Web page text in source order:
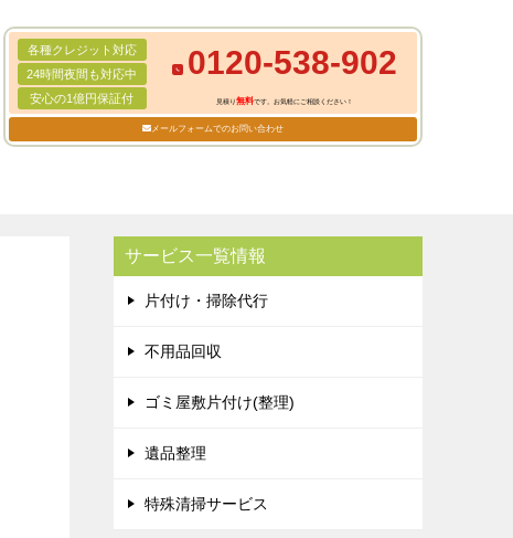
各種クレジット対応
24時間夜間も対応中
安心の1億円保証付
0120-538-902
見積り無料です。お気軽にご相談ください！
メールフォームでのお問い合わせ
サービス一覧情報
片付け・掃除代行
不用品回収
ゴミ屋敷片付け(整理)
遺品整理
特殊清掃サービス